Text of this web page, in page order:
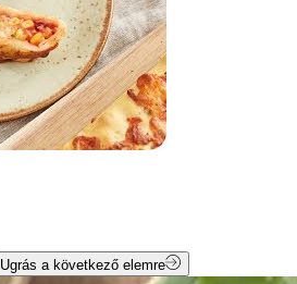
Ugrás a következő elemre